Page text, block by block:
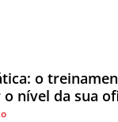
o
nível da sua